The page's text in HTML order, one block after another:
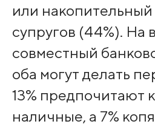
или накопительный
супругов (44%). На
совместный
оба могут делать
13% предпочитают
наличные, а 7%